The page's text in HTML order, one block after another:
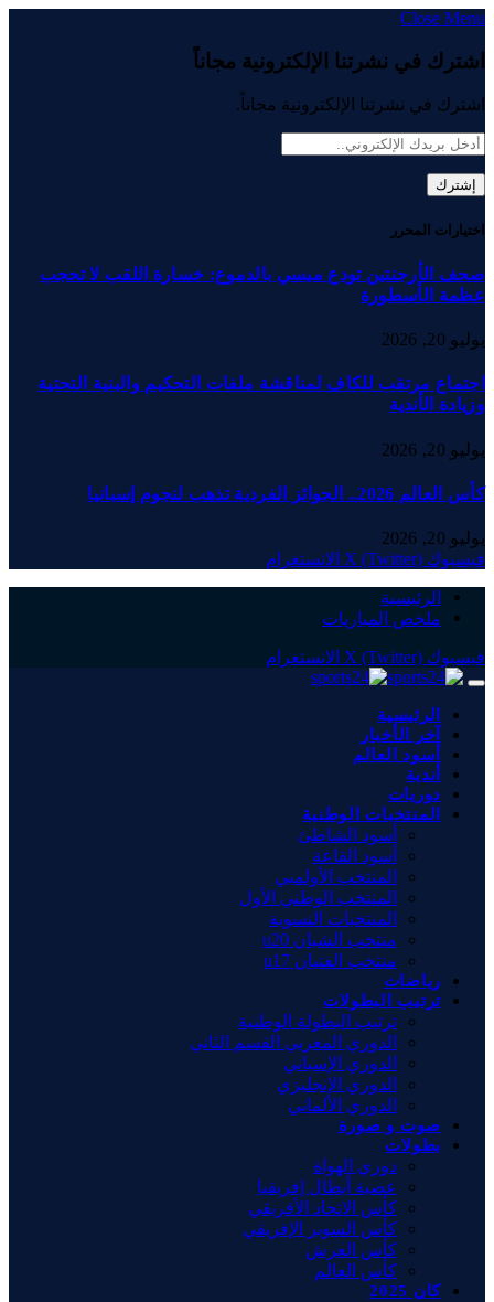
Close Menu
اشترك في نشرتنا الإلكترونية مجاناً
اشترك في نشرتنا الإلكترونية مجاناً.
اختيارات المحرر
صحف الأرجنتين تودع ميسي بالدموع: خسارة اللقب لا تحجب
عظمة الأسطورة
يوليو 20, 2026
اجتماع مرتقب للكاف لمناقشة ملفات التحكيم والبنية التحتية
وزيادة الأندية
يوليو 20, 2026
كأس العالم 2026.. الجوائز الفردية تذهب لنجوم إسبانيا
يوليو 20, 2026
فيسبوك X (Twitter) الانستغرام
الرئيسية
ملخص المباريات
فيسبوك X (Twitter) الانستغرام
الرئيسية
آخر الأخبار
أسود العالم
أندية
دوريات
المنتخبات الوطنية
أسود الشاطئ
أسود القاعة
المنتخب الأولمبي
المنتخب الوطني الأول
المنتخبات النسوية
منتخب الشبان u20
منتخب الفتيان u17
رياضات
ترتيب البطولات
ترتيب البطولة الوطنية
الدوري المغربي القسم الثاني
الدوري الإسباني
الدوري الإنجليزي
الدوري الألماني
صوت و صورة
بطولات
دوري الهواة
عصبة أبطال إفريقيا
كأس الاتحاد الأفريقي
كأس السوبر الإفريقي
كأس العرش
كأس العالم
كان 2025